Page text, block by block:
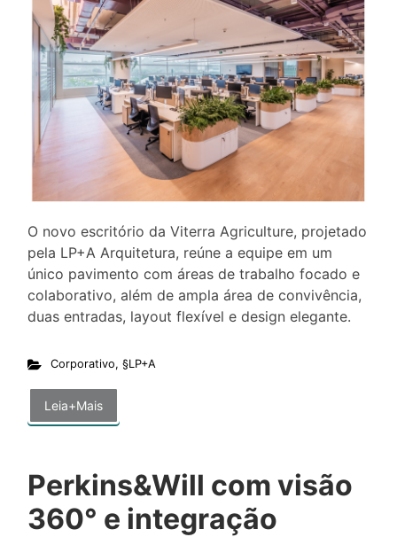
O novo escritório da Viterra Agriculture, projetado
pela LP+A Arquitetura, reúne a equipe em um
único pavimento com áreas de trabalho focado e
colaborativo, além de ampla área de convivência,
duas entradas, layout flexível e design elegante.
Corporativo, §LP+A
Leia+Mais
Perkins&Will com visão
360° e integração